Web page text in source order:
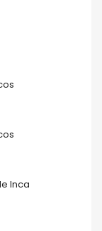
Inca